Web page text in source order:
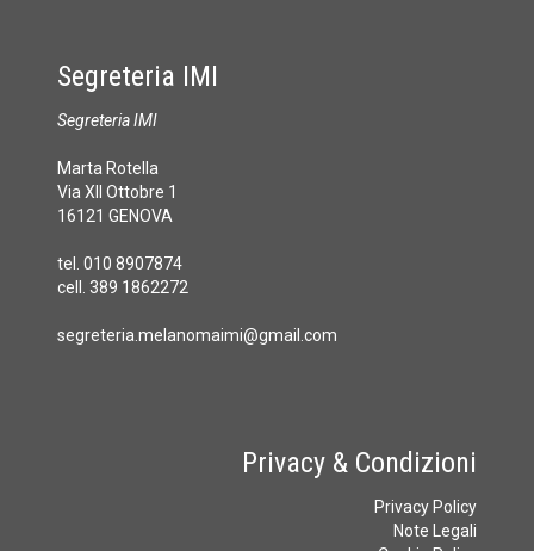
Segreteria IMI
Segreteria IMI
Marta Rotella
Via XII Ottobre 1
16121 GENOVA
tel. 010 8907874
cell. 389 1862272
segreteria.melanomaimi@gmail.com
Privacy & Condizioni
Privacy Policy
Note Legali